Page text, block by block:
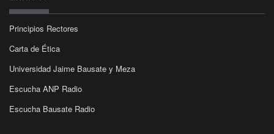
Principios Rectores
Carta de Ética
Universidad Jaime Bausate y Meza
Escucha ANP Radio
Escucha Bausate Radio